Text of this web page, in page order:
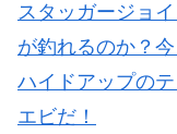
スタッガージョ
が釣れるのか？今
ハイドアップの
エビだ！